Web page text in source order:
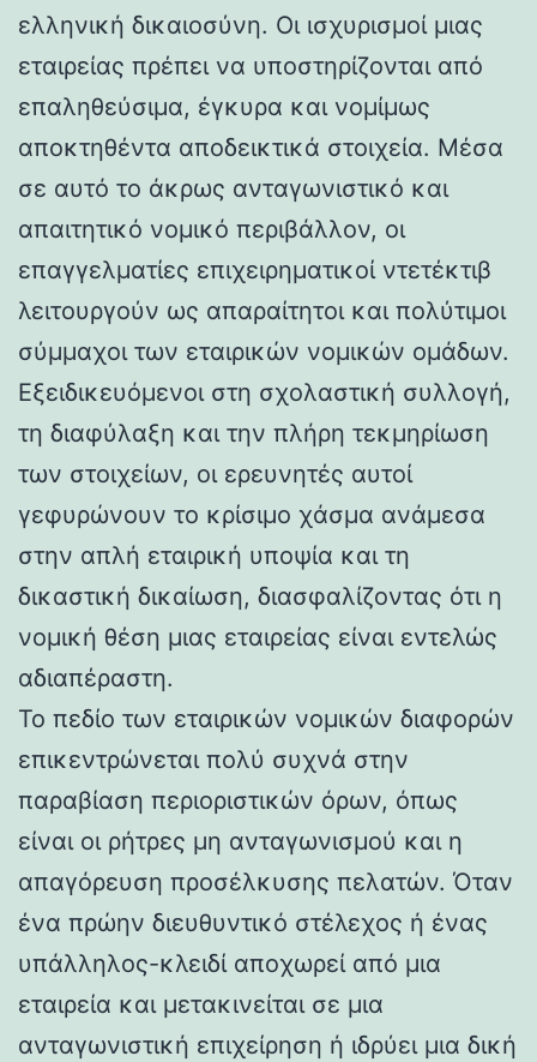
ελληνική δικαιοσύνη. Οι ισχυρισμοί μιας
εταιρείας πρέπει να υποστηρίζονται από
επαληθεύσιμα, έγκυρα και νομίμως
αποκτηθέντα αποδεικτικά στοιχεία. Μέσα
σε αυτό το άκρως ανταγωνιστικό και
απαιτητικό νομικό περιβάλλον, οι
επαγγελματίες επιχειρηματικοί ντετέκτιβ
λειτουργούν ως απαραίτητοι και πολύτιμοι
σύμμαχοι των εταιρικών νομικών ομάδων.
Εξειδικευόμενοι στη σχολαστική συλλογή,
τη διαφύλαξη και την πλήρη τεκμηρίωση
των στοιχείων, οι ερευνητές αυτοί
γεφυρώνουν το κρίσιμο χάσμα ανάμεσα
στην απλή εταιρική υποψία και τη
δικαστική δικαίωση, διασφαλίζοντας ότι η
νομική θέση μιας εταιρείας είναι εντελώς
αδιαπέραστη.
Το πεδίο των εταιρικών νομικών διαφορών
επικεντρώνεται πολύ συχνά στην
παραβίαση περιοριστικών όρων, όπως
είναι οι ρήτρες μη ανταγωνισμού και η
απαγόρευση προσέλκυσης πελατών. Όταν
ένα πρώην διευθυντικό στέλεχος ή ένας
υπάλληλος-κλειδί αποχωρεί από μια
εταιρεία και μετακινείται σε μια
ανταγωνιστική επιχείρηση ή ιδρύει μια δική